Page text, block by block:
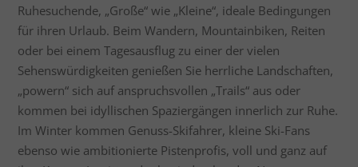
Ruhesuchende, „Große“ wie „Kleine“, ideale Bedingungen
für ihren Urlaub. Beim Wandern, Mountainbiken, Reiten
oder bei einem Tagesausflug zu einer der vielen
Sehenswürdigkeiten genießen Sie herrliche Landschaften,
„powern“ sich auf anspruchsvollen „Trails“ aus oder
kommen bei idyllischen Spaziergängen innerlich zur Ruhe.
Im Winter kommen Genuss-Skifahrer, kleine Ski-Fans
ebenso wie ambitionierte Pistenprofis, voll und ganz auf